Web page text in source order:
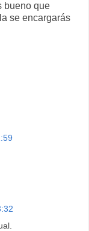
bueno que
se encargarás